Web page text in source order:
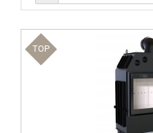
TOP